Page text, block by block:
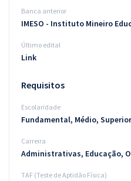
Banca anterior
IMESO - Instituto Mineiro
Último edital
Link
Requisitos
Escolaridade
Fundamental, Médio, Superior
Carreira
Administrativas, Educação,
TAF (Teste de Aptidão Física)